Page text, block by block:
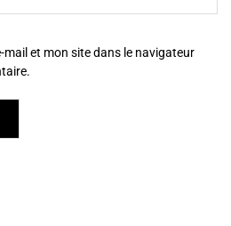
mail et mon site dans le navigateur